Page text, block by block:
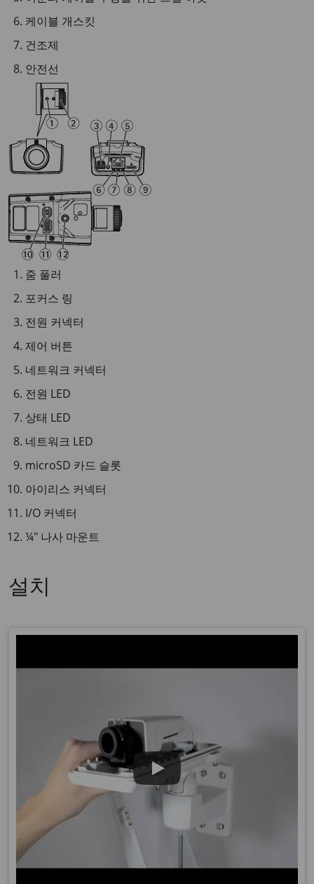
케이블 개스킷
건조제
안전선
줌 풀러
포커스 링
전원 커넥터
제어 버튼
네트워크 커넥터
전원 LED
상태 LED
네트워크 LED
microSD 카드 슬롯
아이리스 커넥터
I/O 커넥터
¼″ 나사 마운트
설치